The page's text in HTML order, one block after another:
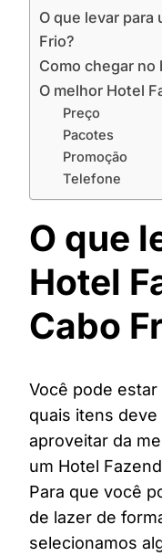
O que levar para
Frio?
Como chegar no
O melhor Hotel
Preço
Pacotes
Promoção
Telefone
O que
Hotel
Cabo
Você pode
quais itens deve
aproveitar da
um Hotel
Para que você
de lazer de
selecionamos